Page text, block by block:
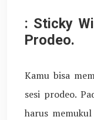
: Sticky
Prodeo.
Kamu bisa
sesi prodeo.
harus